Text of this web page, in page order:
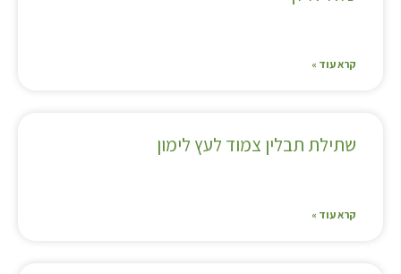
קרא עוד »
שתילת תבלין צמוד לעץ לימון
קרא עוד »